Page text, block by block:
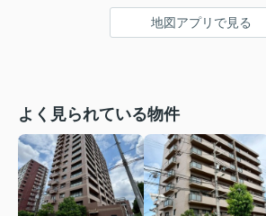
地図アプリで見る
よく見られている物件